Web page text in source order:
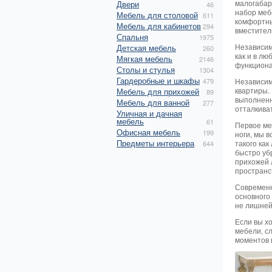
Двери 46
Мебель для столовой 611
Мебель для кабинетов294
Спальня 1975
Детская мебель 260
Мягкая мебель 2146
Столы и стулья 1304
Гардеробные и шкафы 479
Мебель для прихожей 89
Мебель для ванной 277
Уличная и дачная
мебель 61
Офисная мебель 199
Предметы интерьера 644
набор
как и в
Первое
ноги, мы
такого
быстро
прихожей
не
Если вы
мебели,
моментов